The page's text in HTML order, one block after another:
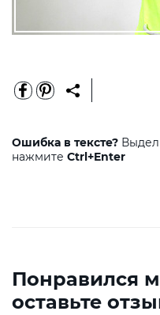
Ошибка в тексте?
нажмите Ctrl+Enter
Понравился
оставьте